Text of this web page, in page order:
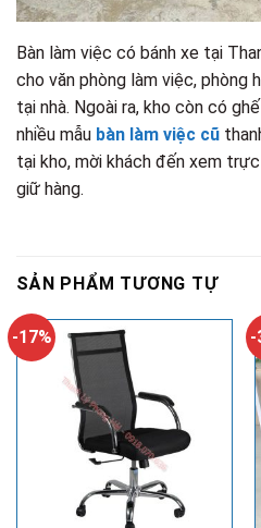
Bàn làm việc có bánh xe tại
cho văn phòng làm việc, phòng
tại nhà. Ngoài ra, kho còn có
nhiều mẫu bàn làm việc cũ
tại kho, mời khách đến xem
giữ hàng.
SẢN PHẨM TƯƠNG TỰ
-17% -